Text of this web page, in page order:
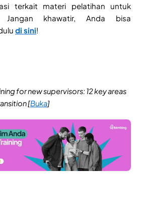
terkait materi pelatihan untuk
Jangan khawatir, Anda bisa
di sini!
for new supervisors: 12 key areas
[Buka]